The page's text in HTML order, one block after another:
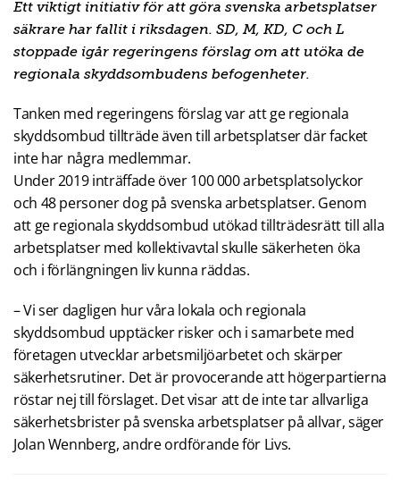
Ett viktigt initiativ för att göra svenska arbetsplatser
säkrare har fallit i riksdagen. SD, M, KD, C och L
stoppade igår regeringens förslag om att utöka de
regionala skyddsombudens befogenheter.
Tanken med regeringens förslag var att ge regionala
skyddsombud tillträde även till arbetsplatser där facket
inte har några medlemmar.
Under 2019 inträffade över 100 000 arbetsplatsolyckor
och 48 personer dog på svenska arbetsplatser. Genom
att ge regionala skyddsombud utökad tillträdesrätt till alla
arbetsplatser med kollektivavtal skulle säkerheten öka
och i förlängningen liv kunna räddas.
– Vi ser dagligen hur våra lokala och regionala
skyddsombud upptäcker risker och i samarbete med
företagen utvecklar arbetsmiljöarbetet och skärper
säkerhetsrutiner. Det är provocerande att högerpartierna
röstar nej till förslaget. Det visar att de inte tar allvarliga
säkerhetsbrister på svenska arbetsplatser på allvar, säger
Jolan Wennberg, andre ordförande för Livs.